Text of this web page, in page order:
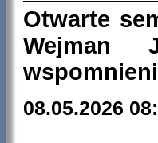
Otwarte
Wejman
08.05.2026